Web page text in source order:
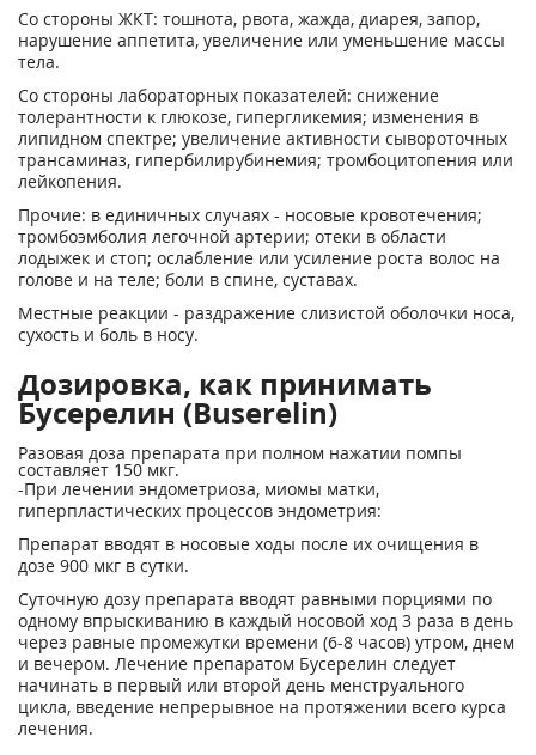
Со стороны ЖКТ: тошнота, рвота, жажда, диарея, запор,
нарушение аппетита, увеличение или уменьшение массы
тела.
Со стороны лабораторных показателей: снижение
толерантности к глюкозе, гипергликемия; изменения в
липидном спектре; увеличение активности сывороточных
трансаминаз, гипербилирубинемия; тромбоцитопения или
лейкопения.
Прочие: в единичных случаях - носовые кровотечения;
тромбоэмболия легочной артерии; отеки в области
лодыжек и стоп; ослабление или усиление роста волос на
голове и на теле; боли в спине, суставах.
Местные реакции - раздражение слизистой оболочки носа,
сухость и боль в носу.
Дозировка, как принимать
Бусерелин (Buserelin)
Разовая доза препарата при полном нажатии помпы
составляет 150 мкг.
-При лечении эндометриоза, миомы матки,
гиперпластических процессов эндометрия:
Препарат вводят в носовые ходы после их очищения в
дозе 900 мкг в сутки.
Суточную дозу препарата вводят равными порциями по
одному впрыскиванию в каждый носовой ход 3 раза в день
через равные промежутки времени (6-8 часов) утром, днем
и вечером. Лечение препаратом Бусерелин следует
начинать в первый или второй день менструального
цикла, введение непрерывное на протяжении всего курса
лечения.